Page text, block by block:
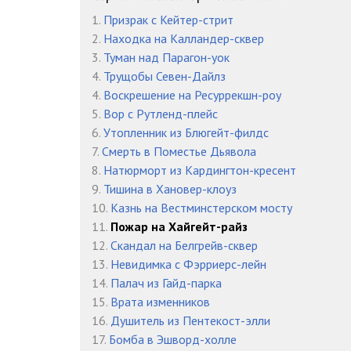
05_02_Pozhar na Haygeyt-rayz
05_03_Pozhar na Haygeyt-rayz
06_01_Pozhar na Haygeyt-rayz
06_02_Pozhar na Haygeyt-rayz
06_03_Pozhar na Haygeyt-rayz
06_04_Pozhar na Haygeyt-rayz
07_01_Pozhar na Haygeyt-rayz
07_02_Pozhar na Haygeyt-rayz
07_03_Pozhar na Haygeyt-rayz
07_04_Pozhar na Haygeyt-rayz
1. Призрак с Кейтер-стрит
2. Находка на Калландер-сквер
3. Туман над Парагон-уок
4. Трущобы Севен-Дайлз
4. Воскрешение на Ресуррекшн-роу
5. Вор с Рутленд-плейс
6. Утопленник из Блюгейт-филдс
7. Смерть в Поместье Дьявола
8. Натюрморт из Кардингтон-кресент
9. Тишина в Хановер-клоуз
10. Казнь на Вестминстерском мосту
11. Пожар на Хайгейт-райз
12. Скандал на Белгрейв-сквер
13. Невидимка с Фэрриерс-лейн
14. Палач из Гайд-парка
15. Врата изменников
16. Душитель из Пентекост-элли
17. Бомба в Эшворд-холле